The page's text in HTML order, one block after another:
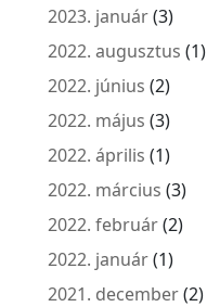
2023. január(3)
2022. augusztus (1)
2022. június (2)
2022. május (3)
2022. április (1)
2022. március (3)
2022. február(2)
2022. január(1)
2021. december(2)